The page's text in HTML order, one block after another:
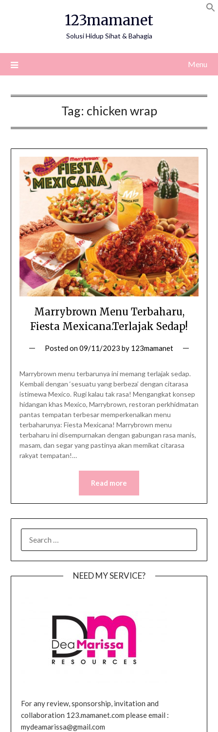
123mamanet
Solusi Hidup Sihat & Bahagia
Menu
Tag: chicken wrap
Marrybrown Menu Terbaharu,
Fiesta Mexicana.Terlajak Sedap!
Posted on09/11/2023 by 123mamanet
Marrybrown menu terbarunya ini memang terlajak sedap.
Kembali dengan ‘sesuatu yang berbeza’ dengan citarasa
istimewa Mexico. Rugi kalau tak rasa! Mengangkat konsep
hidangan khas Mexico, Marrybrown, restoran perkhidmatan
pantas tempatan terbesar memperkenalkan menu
terbaharunya: Fiesta Mexicana! Marrybrown menu
terbaharu ini disempurnakan dengan gabungan rasa manis,
masam, dan segar yang pastinya akan memikat citarasa
rakyat tempatan!…
Read more
FOR:
NEED MY SERVICE?
For any review, sponsorship, invitation and
collaboration 123.mamanet.com please email :
mydeamarissa@gmail.com